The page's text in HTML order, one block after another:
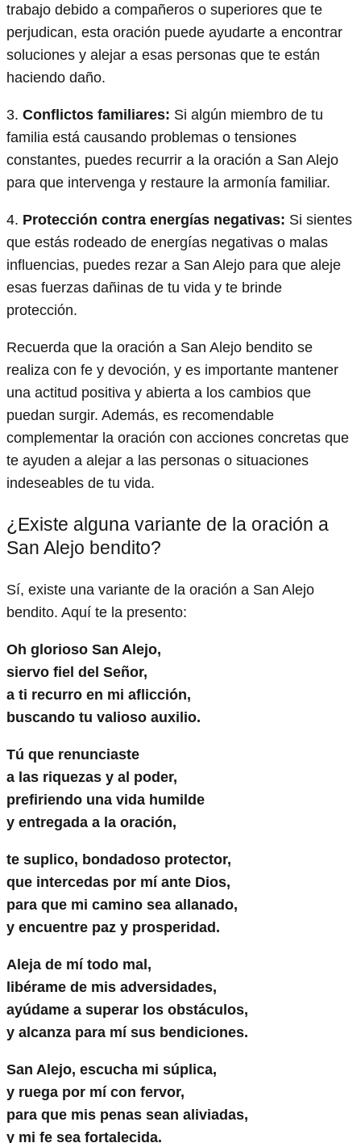
trabajo debido a compañeros o superiores que te
perjudican, esta oración puede ayudarte a encontrar
soluciones y alejar a esas personas que te están
haciendo daño.
3. Conflictos familiares: Si algún miembro de tu
familia está causando problemas o tensiones
constantes, puedes recurrir a la oración a San Alejo
para que intervenga y restaure la armonía familiar.
4. Protección contra energías negativas: Si sientes
que estás rodeado de energías negativas o malas
influencias, puedes rezar a San Alejo para que aleje
esas fuerzas dañinas de tu vida y te brinde
protección.
Recuerda que la oración a San Alejo bendito se
realiza con fe y devoción, y es importante mantener
una actitud positiva y abierta a los cambios que
puedan surgir. Además, es recomendable
complementar la oración con acciones concretas que
te ayuden a alejar a las personas o situaciones
indeseables de tu vida.
¿Existe alguna variante de la oración a
San Alejo bendito?
Sí, existe una variante de la oración a San Alejo
bendito. Aquí te la presento:
Oh glorioso San Alejo,
siervo fiel del Señor,
a ti recurro en mi aflicción,
buscando tu valioso auxilio.
Tú que renunciaste
a las riquezas y al poder,
prefiriendo una vida humilde
y entregada a la oración,
te suplico, bondadoso protector,
que intercedas por mí ante Dios,
para que mi camino sea allanado,
y encuentre paz y prosperidad.
Aleja de mí todo mal,
libérame de mis adversidades,
ayúdame a superar los obstáculos,
y alcanza para mí sus bendiciones.
San Alejo, escucha mi súplica,
y ruega por mí con fervor,
para que mis penas sean aliviadas,
y mi fe sea fortalecida.